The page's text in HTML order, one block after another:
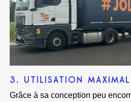
3. UTILISATION
Grâce à sa conception peu